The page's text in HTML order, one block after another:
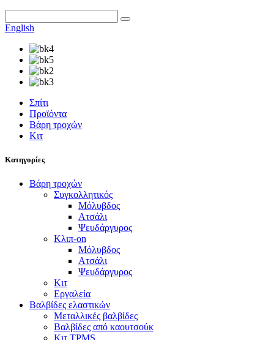
English
Σπίτι
Προϊόντα
Βάρη τροχών
Κιτ
Κατηγορίες
Βάρη τροχών
Συγκολλητικός
Μόλυβδος
Ατσάλι
Ψευδάργυρος
Κλιπ-on
Μόλυβδος
Ατσάλι
Ψευδάργυρος
Κιτ
Εργαλεία
Βαλβίδες ελαστικών
Μεταλλικές βαλβίδες
Βαλβίδες από καουτσούκ